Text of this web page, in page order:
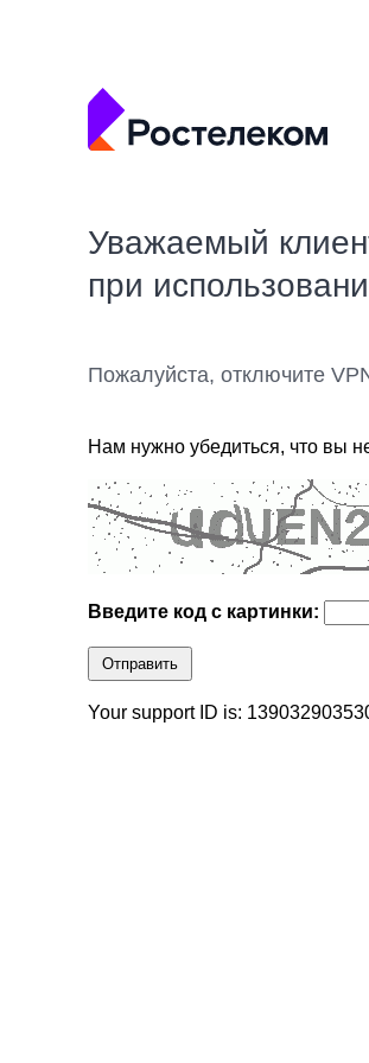
Уважаемый
при
Пожалуйста, отключите
Нам нужно убедиться, что вы
Введите код с картинки:
Отправить
Your support ID is: